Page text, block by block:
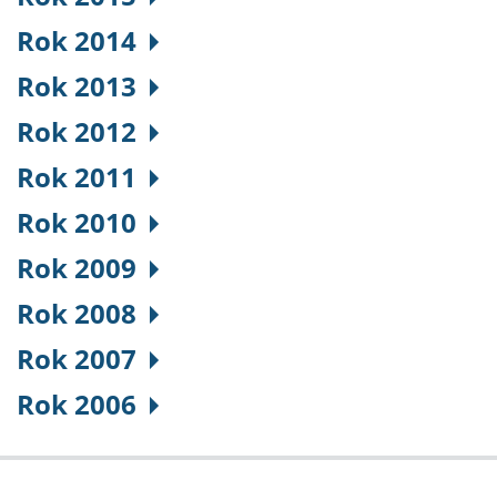
Rok 2014
Rok 2013
Rok 2012
Rok 2011
Rok 2010
Rok 2009
Rok 2008
Rok 2007
Rok 2006